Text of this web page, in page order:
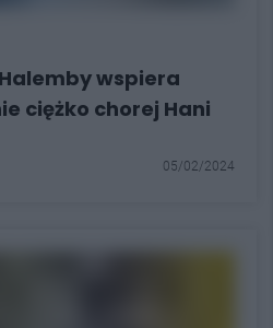
wspiera
ciężko chorej Hani
05/02/2024